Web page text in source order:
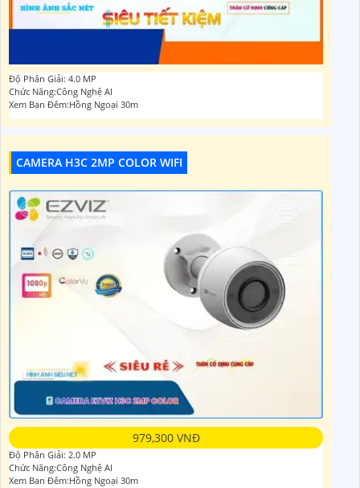
Độ Phân Giải: 4.0 MP
Chức Năng:Công Nghệ AI
Xem Ban Đêm:Hồng Ngoại 30m
CAMERA H3C 2MP COLOR WIFI
979,300 VNĐ
Độ Phân Giải: 2.0 MP
Chức Năng:Công Nghệ AI
Xem Ban Đêm:Hồng Ngoại 30m